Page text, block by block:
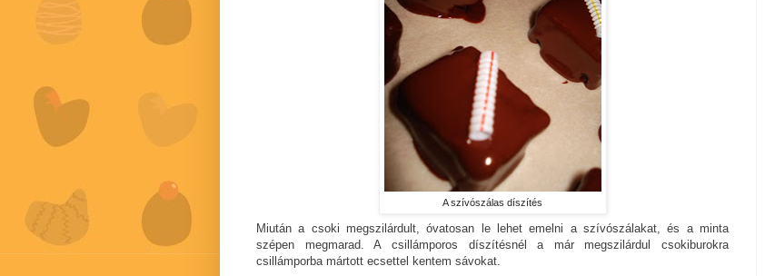
A szívószálas díszítés
Miután a csoki megszilárdult, óvatosan le lehet emelni a szívószálakat, és a minta
szépen megmarad. A csillámporos díszítésnél a már megszilárdul csokiburokra
csillámporba mártott ecsettel kentem sávokat.